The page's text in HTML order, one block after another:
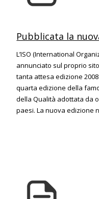
Pubblicata la
L’ISO (International
annunciato sul proprio
tanta attesa edizione
quarta edizione della
della Qualità adottata da
paesi. La nuova edizione